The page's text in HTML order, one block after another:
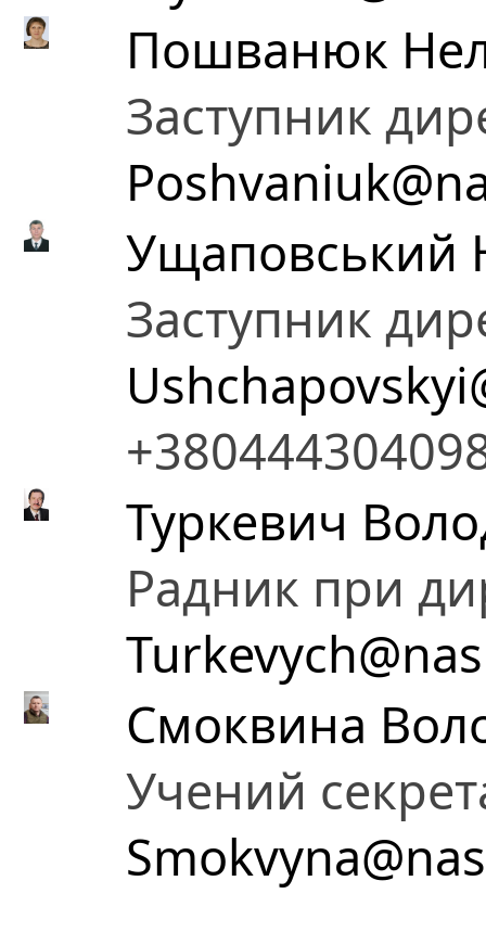
Пошванюк
Заступник
Ущаповський
Заступник
Туркевич
Радник при
Смоквина
Учений